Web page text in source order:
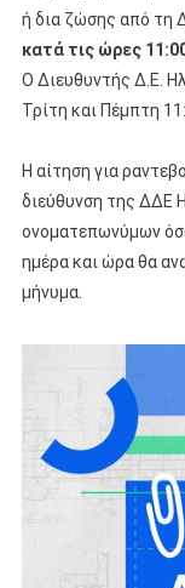
ή δια ζώσης από τη
κατά τις ώρες
Ο Διευθυντής Δ.Ε.
Τρίτη και Πέμπτη
Η αίτηση για
διεύθυνση της ΔΔΕ
ονοματεπωνύμων
ημέρα και ώρα θα
μήνυμα.